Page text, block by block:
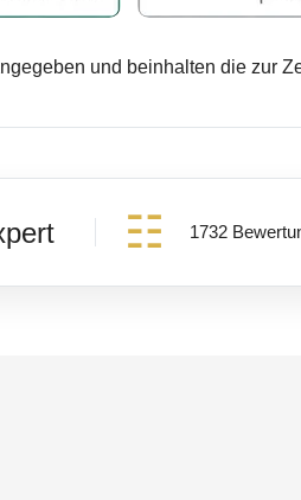
und beinhalten die zur
1732